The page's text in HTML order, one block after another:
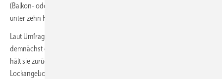
(Balkon- oder Steckersolar-Anlagen). Ihr Anteil am Markt der Anlagen
unter zehn Kilowatt Leistung beträgt inzwischen mehr als 37 Prozent.
Laut Umfragen will jede zweite Hausbesitzerin oder Hausbesitzer
demnächst eine Photovoltaikanlage installieren. Die Frage lautet: Was
hält sie zurück? Vielleicht wird das Interesse von windigen
Lockangeboten aggressiv werbender Internetanbiete mit fehlender